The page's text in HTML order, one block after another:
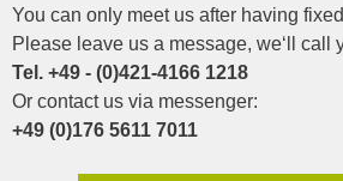
You can only meet us after having
Please leave us a message, we‘ll call
Tel. +49 - (0)421-4166 1218
Or contact us via messenger:
+49 (0)176 5611 7011